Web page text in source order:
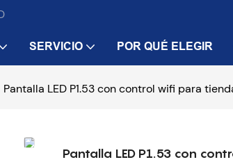
SERVICIO POR QUÉ ELEGIR
Pantalla LED P1.53 con control wifi para
Pantalla LED P1.53 con